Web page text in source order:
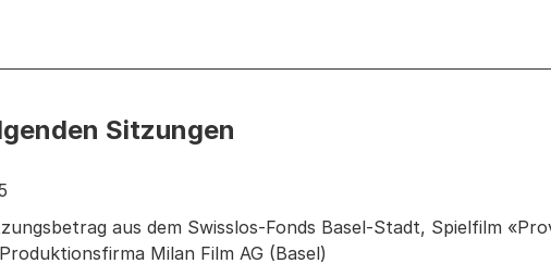
Sitzungen
Informationen zu den Sitzungen zum Geschäft
aus dem Swisslos-Fonds Basel-Stadt, Spielfilm
Milan Film AG (Basel)